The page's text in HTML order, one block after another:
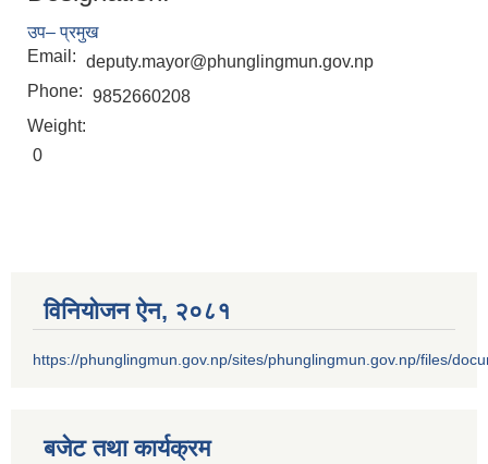
उप– प्रमुख
Email: deputy.mayor@phunglingmun.gov.np
Phone: 9852660208
Weight:
0
विनियोजन ऐन‚ २०८१
https://phunglingmun.gov.np/sites/phunglingmun.gov.np/files/
बजेट तथा कार्यक्रम